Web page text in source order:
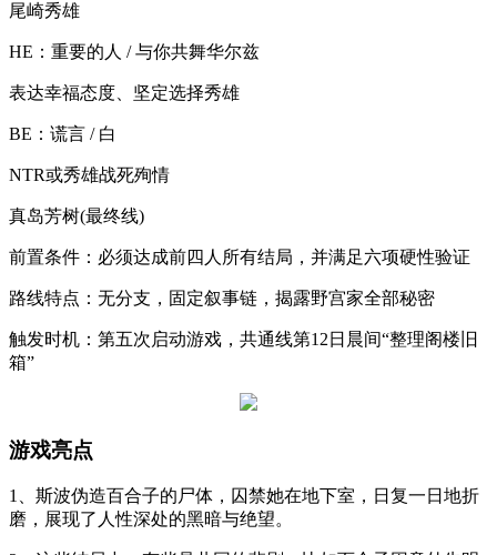
‌尾崎秀雄‌
‌HE：重要的人 / 与你共舞华尔兹‌
表达幸福态度、坚定选择秀雄‌
‌BE：谎言 / 白‌
NTR或秀雄战死殉情‌
‌真岛芳树(最终线)‌
‌前置条件‌：必须达成前四人所有结局，并满足六项硬性验证‌
‌路线特点‌：无分支，固定叙事链，揭露野宫家全部秘密‌
‌触发时机‌：第五次启动游戏，共通线第12日晨间“整理阁楼旧
箱”‌
游戏亮点
1、斯波伪造百合子的尸体，囚禁她在地下室，日复一日地折
磨，展现了人性深处的黑暗与绝望。